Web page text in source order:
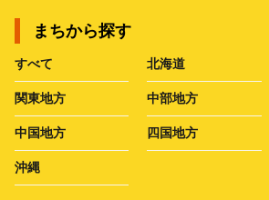
まちから探す
すべて 北海道
関東地方 中部地方
中国地方 四国地方
沖縄